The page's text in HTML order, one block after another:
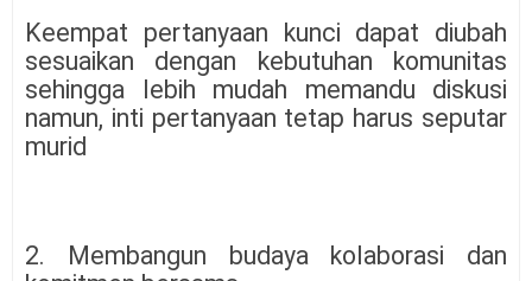
Keempat pertanyaan kunci dapat diubah
sesuaikan dengan kebutuhan komunitas
sehingga lebih mudah memandu diskusi
namun, inti pertanyaan tetap harus seputar
murid
2. Membangun budaya kolaborasi dan